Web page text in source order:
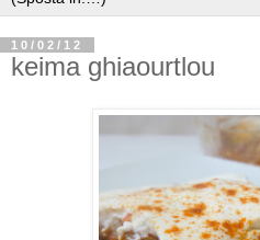
10/02/12
keima ghiaourtlou